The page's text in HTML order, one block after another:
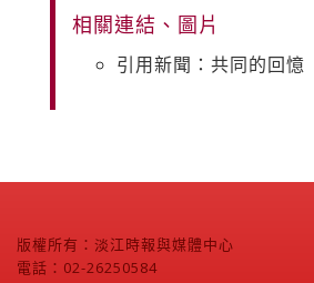
相關連結、圖片
引用新聞：共同的回憶
版權所有：淡江時報與媒體中心
電話：02-26250584